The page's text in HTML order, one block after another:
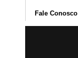
Fale Conosco